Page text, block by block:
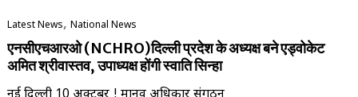
Latest News, National News
एनसीएचआरओ (NCHRO)दिल्ली प्रदेश के अध्यक्ष बने एड्वोकेट
अमित श्रीवास्तव, उपाध्यक्ष होंगी स्वाति सिन्हा